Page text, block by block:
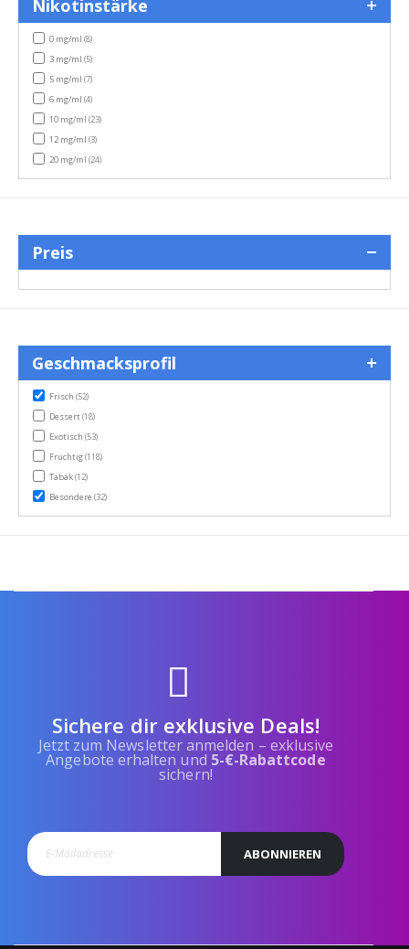
Nikotinstärke
0 mg/ml(8)items
3 mg/ml(5)items
5 mg/ml(7)items
6 mg/ml(4)items
10 mg/ml(23)items
12 mg/ml(3)items
20 mg/ml(24)items
Preis
Geschmacksprofil
Frisch(52)items
Dessert(18)items
Exotisch(53)items
Fruchtig(118)items
Tabak(12)items
Besondere(32)items
Sichere dir exklusive Deals!
Jetzt zum Newsletter anmelden – exklusive
Angebote erhalten und 5-€-Rabattcode
sichern!
ABONNIEREN